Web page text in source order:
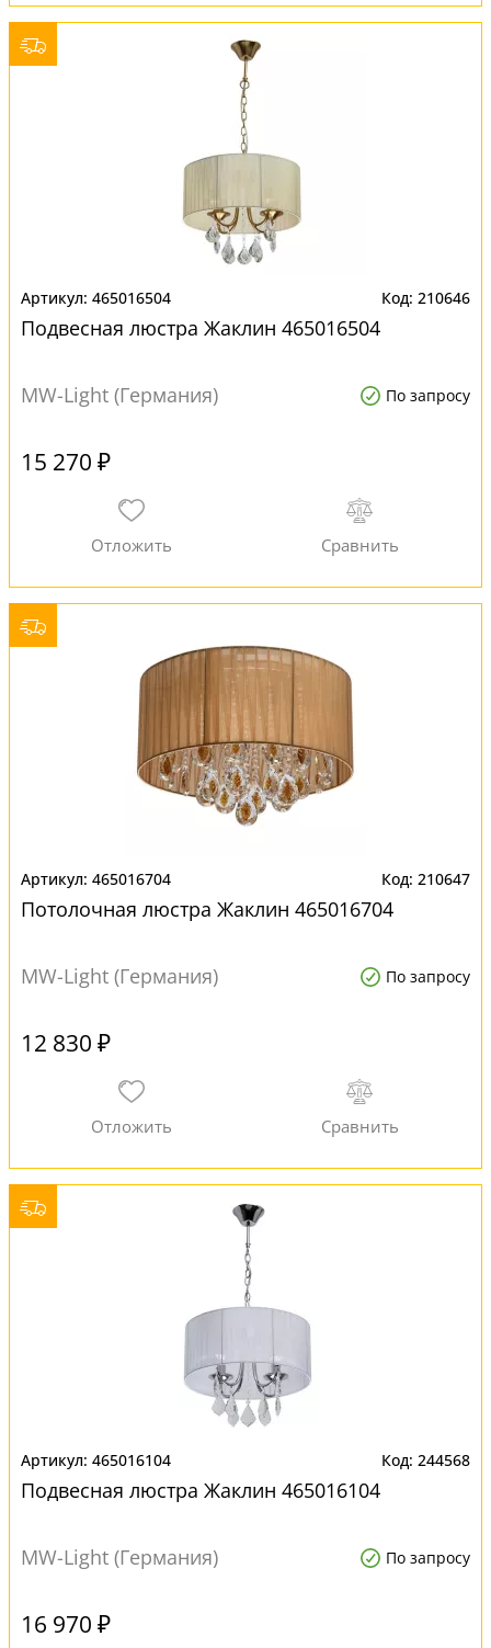
465016504 210646
Подвесная люстра Жаклин 465016504
MW-Light (Германия) По запросу
15 270 ₽
465016704 210647
Потолочная люстра Жаклин 465016704
MW-Light (Германия) По запросу
12 830 ₽
465016104 244568
Подвесная люстра Жаклин 465016104
MW-Light (Германия) По запросу
16 970 ₽